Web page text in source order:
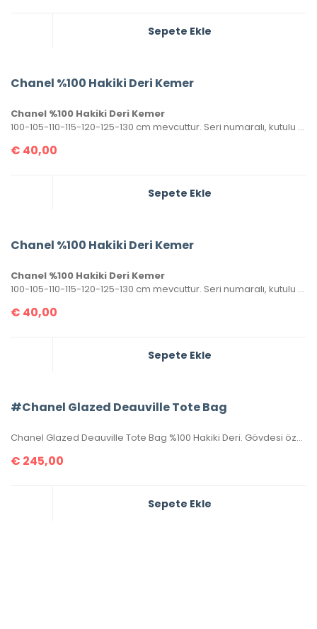
Sepete Ekle
Chanel %100 Hakiki Deri Kemer
Chanel %100 Hakiki Deri Kemer
100-105-110-115-120-125-130 cm mevcuttur. Seri numaralı, kutulu ve sertifikalı olarak gönderilecektir.
€ 40,00
Sepete Ekle
Chanel %100 Hakiki Deri Kemer
Chanel %100 Hakiki Deri Kemer
100-105-110-115-120-125-130 cm mevcuttur. Seri numaralı, kutulu ve sertifikalı olarak gönderilecektir.
€ 40,00
Sepete Ekle
#Chanel Glazed Deauville Tote Bag
Chanel Glazed Deauville Tote Bag %100 Hakiki Deri. Gövdesi özel işlenmiş, hakiki dana derisi, sapları ve birleşim kısımları hakiki caviar deridir. İthal aksesuarlı, seri numaralıdır. Ebatı 38x30x20 cm kutulu, toz torbalı, sertifikalıdır.
€ 245,00
Sepete Ekle